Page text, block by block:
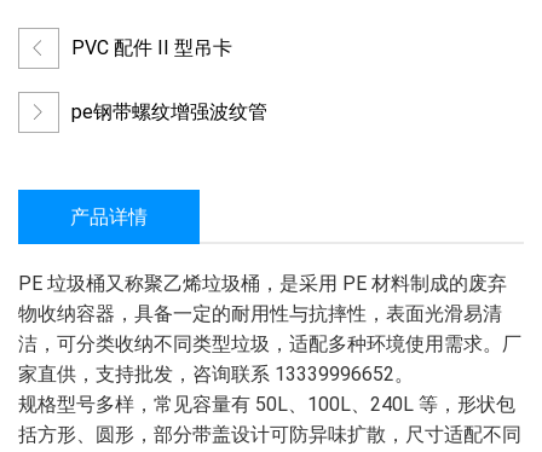
PVC 配件 II 型吊卡
pe钢带螺纹增强波纹管
产品详情
PE 垃圾桶又称聚乙烯垃圾桶，是采用 PE 材料制成的废弃
物收纳容器，具备一定的耐用性与抗摔性，表面光滑易清
洁，可分类收纳不同类型垃圾，适配多种环境使用需求。厂
家直供，支持批发，咨询联系 13339996652。
规格型号多样，常见容量有 50L、100L、240L 等，形状包
括方形、圆形，部分带盖设计可防异味扩散，尺寸适配不同